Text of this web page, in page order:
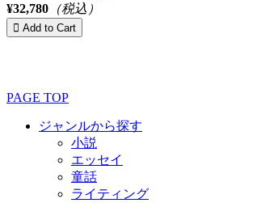
¥32,780 （税込）
PAGE TOP
ジャンルから探す
小説
エッセイ
童話
ライティング